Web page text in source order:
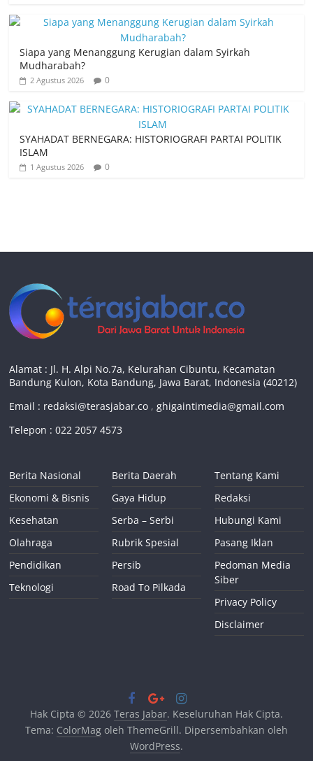
Siapa yang Menanggung Kerugian dalam Syirkah
Mudharabah?
2 Agustus 2026 0
SYAHADAT BERNEGARA: HISTORIOGRAFI PARTAI POLITIK
ISLAM
1 Agustus 2026 0
Alamat : Jl. H. Alpi No.7a, Kelurahan Cibuntu, Kecamatan
Bandung Kulon, Kota Bandung, Jawa Barat, Indonesia (40212)
Email : redaksi@terasjabar.co ,ghigaintimedia@gmail.com
Telepon : 022 2057 4573
Berita Nasional
Ekonomi & Bisnis
Kesehatan
Olahraga
Pendidikan
Teknologi
Berita Daerah
Gaya Hidup
Serba – Serbi
Rubrik Spesial
Persib
Road To Pilkada
Tentang Kami
Redaksi
Hubungi Kami
Pasang Iklan
Pedoman Media
Siber
Privacy Policy
Disclaimer
Hak Cipta © 2026 Teras Jabar. Keseluruhan Hak Cipta.
Tema: ColorMagoleh ThemeGrill. Dipersembahkan oleh
WordPress.